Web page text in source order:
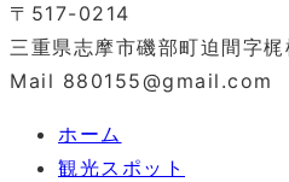
〒517-0214
三重県志摩市磯部町迫間字
Mail 880155@gmail.com
ホーム
観光スポット